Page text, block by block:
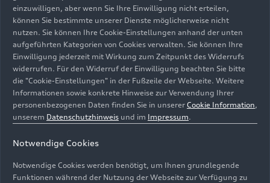
(V2H)auch als heimischer Batteriespeicher
fungieren – und geladene Energie zum Verbrauch
abgeben. Das lohnt sich insbesondere, um den
Eigenverbrauch über eine Photovoltaikanlage zu
optimieren.
Im Alltag profitieren Kundinnen und Kunden
zudem von spürbaren Updates bei den Antrieben
des E-Autos. So erreicht der aufgewertete Q4
Sportbacke-tron
Reichweite von bis zu592 Kilometern.
einzuwilligen, aber wenn Sie Ihre Einwilligung nicht erteilen,
können Sie bestimmte unserer Dienste möglicherweise nicht
nutzen. Sie können Ihre Cookie-Einstellungen anhand der unten
aufgeführten Kategorien von Cookies verwalten. Sie können Ihre
Einwilligung jederzeit mit Wirkung zum Zeitpunkt des Widerrufs
widerrufen. Für den Widerruf der Einwilligung beachten Sie bitte
die "Cookie-Einstellungen" in der Fußzeile der Webseite. Weitere
Informationen sowie konkrete Hinweise zur Verwendung Ihrer
personenbezogenen Daten finden Sie in unserer Cookie Information,
unserem Datenschutzhinweis und im Impressum.
Notwendige Cookies
Notwendige Cookies werden benötigt, um Ihnen grundlegende
Funktionen während der Nutzung der Webseite zur Verfügung zu